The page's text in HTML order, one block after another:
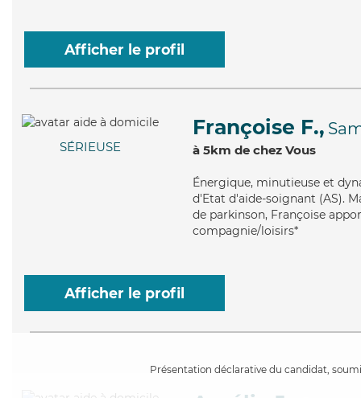
Afficher le profil
SÉRIEUSE
Françoise F.,
à 5km de chez Vous
Énergique, minutieuse et
d'Etat d'aide-soignant (AS).
de parkinson, Françoise
compagnie/loisirs*
Afficher le profil
Présentation déclarative du candidat,